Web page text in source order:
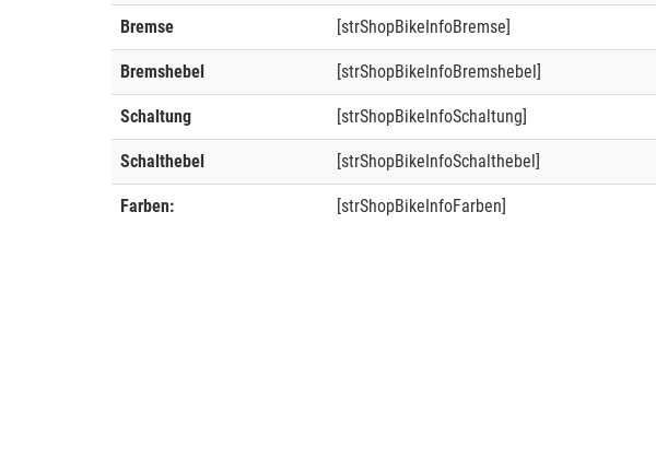
Bremse [strShopBikeInfoBremse]
Bremshebel [strShopBikeInfoBremshebel]
Schaltung [strShopBikeInfoSchaltung]
Schalthebel [strShopBikeInfoSchalthebel]
Farben: [strShopBikeInfoFarben]